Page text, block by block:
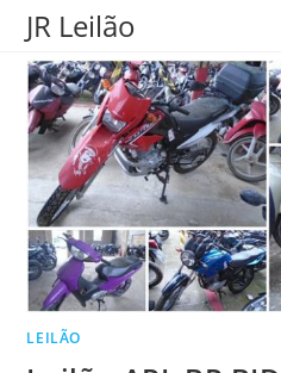
para
conteúdo
JR Leilão
LEILÃO